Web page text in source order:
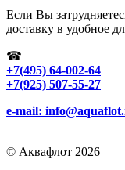
Если Вы
доставку в удобное
☎
+7(495) 64-002-64
+7(925) 507-55-27
e-mail:
© Аквафлот 2026